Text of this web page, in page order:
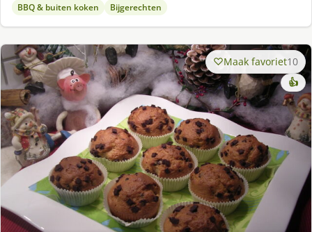
BBQ & buiten koken Bijgerechten
Maak favoriet10
👍